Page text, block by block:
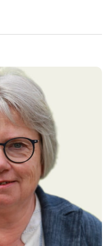
Boligen har været
da den har en
i stueplan og på 1. sal.
for familier, der gerne
med kort afstand til
samtidig bo på landet
Som køber får du
lager, aktiviteter,
jagt m.v.
attraktiv for familier, der
i de eksisterende
lager og/eller kontor
beliggenhed på
til motorvejsnettet mv.,